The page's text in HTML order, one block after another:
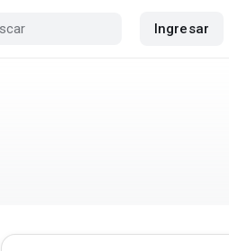
Ingresar